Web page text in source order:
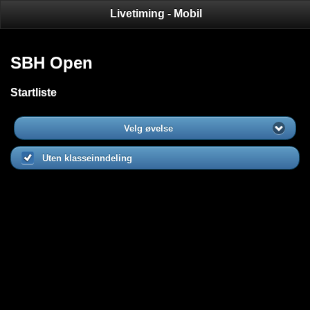
Livetiming - Mobil
SBH Open
Startliste
Velg øvelse
Uten klasseinndeling